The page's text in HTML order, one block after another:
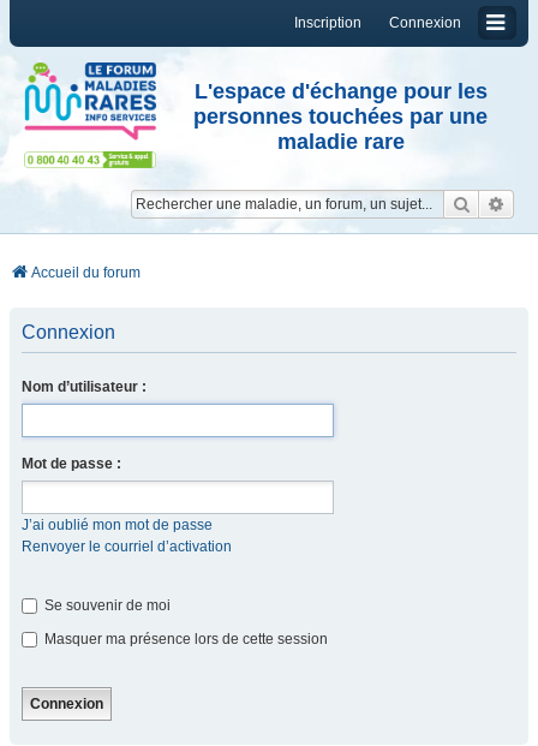
Connexion
Inscription
L'espace d'échange pour les
personnes touchées par une
maladie rare
Accueil du forum
Connexion
Nom d’utilisateur :
Mot de passe :
J’ai oublié mon mot de passe
Renvoyer le courriel d’activation
Se souvenir de moi
Masquer ma présence lors de cette session